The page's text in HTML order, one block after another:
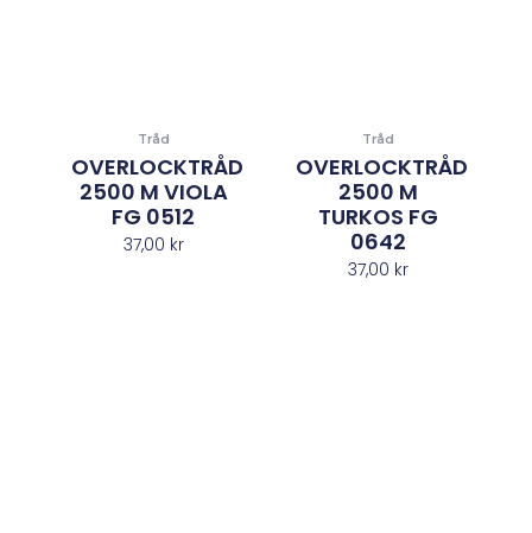
Tråd
OVERLOCKTRÅD
2500 M VIOLA
FG 0512
37,00 kr
Tråd
OVERLOCKTRÅD
2500 M
TURKOS FG
0642
37,00 kr